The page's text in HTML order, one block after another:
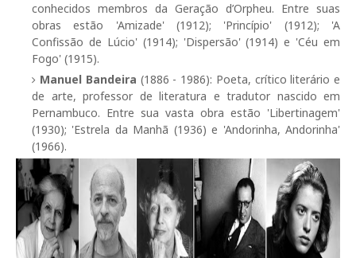
conhecidos membros da Geração d’Orpheu. Entre suas
obras estão 'Amizade' (1912); 'Princípio' (1912); 'A
Confissão de Lúcio' (1914); 'Dispersão' (1914) e 'Céu em
Fogo' (1915).
Manuel Bandeira (1886 - 1986): Poeta, crítico literário e
de arte, professor de literatura e tradutor nascido em
Pernambuco. Entre sua vasta obra estão 'Libertinagem'
(1930); 'Estrela da Manhã (1936) e 'Andorinha, Andorinha'
(1966).